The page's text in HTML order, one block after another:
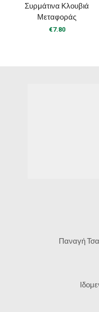
Συρμάτινα Κλουβιά
Μεταφοράς
€7.80
Παναγή